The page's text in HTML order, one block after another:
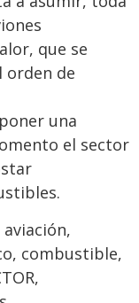
que se
orden de
una
el sector
aviación,
, combustible,
,